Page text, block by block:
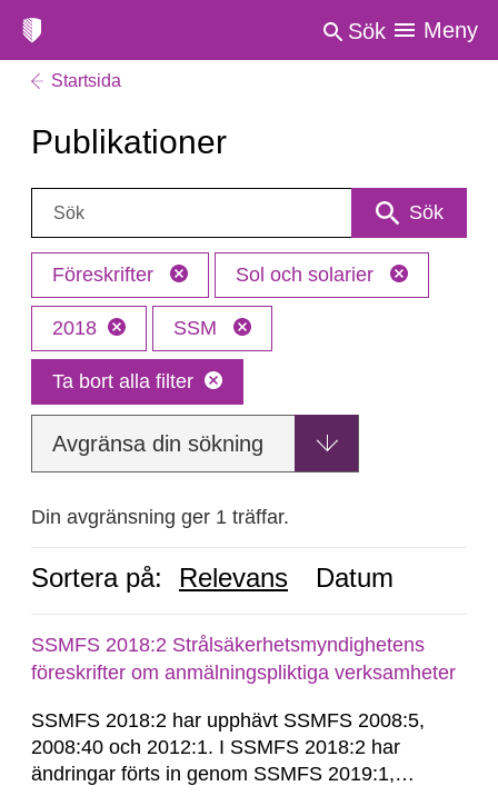
Sök Meny
Startsida
Publikationer
Sök: Sök
Föreskrifter Sol och solarier
2018 SSM
Ta bort alla filter
Avgränsa din sökning
Din avgränsning ger 1 träffar.
Sortera på: Relevans Datum
SSMFS 2018:2 Strålsäkerhetsmyndighetens
föreskrifter om anmälningspliktiga verksamheter
SSMFS 2018:2 har upphävt SSMFS 2008:5,
2008:40 och 2012:1. I SSMFS 2018:2 har
ändringar förts in genom SSMFS 2019:1,